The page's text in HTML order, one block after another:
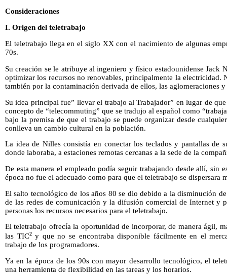
Consideraciones
I. Origen del teletrabajo
El teletrabajo llega en el siglo XX con el nacimiento de algunas
70s.
Su creación se le atribuye al ingeniero y físico estadounidense Jack
optimizar los recursos no renovables, principalmente la electricidad.
también por la contaminación derivada de ellos, las aglomeraciones
Su idea principal fue” llevar el trabajo al Trabajador” en lugar de
concepto de “telecommuting” que se tradujo al español como
bajo la premisa de que el trabajo se puede organizar desde
conlleva un cambio cultural en la población.
La idea de Nilles consistía en conectar los teclados y pantallas de
donde laboraba, a estaciones remotas cercanas a la sede de la
De esta manera el empleado podía seguir trabajando desde allí, sin
época no fue el adecuado como para que el teletrabajo se dispersara
El salto tecnológico de los años 80 se dio debido a la disminución
de las redes de comunicación y la difusión comercial de Internet y
personas los recursos necesarios para el teletrabajo.
El teletrabajo ofrecía la oportunidad de incorporar, de manera ágil,
las TIC2y que no se encontraba disponible fácilmente en el
trabajo de los programadores.
Ya en la época de los 90s con mayor desarrollo tecnológico, el
una herramienta de flexibilidad en las tareas y los horarios.